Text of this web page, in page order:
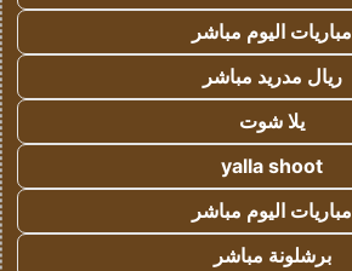
مباريات اليوم مباشر
ريال مدريد مباشر
يلا شوت
yalla shoot
مباريات اليوم مباشر
برشلونة مباشر